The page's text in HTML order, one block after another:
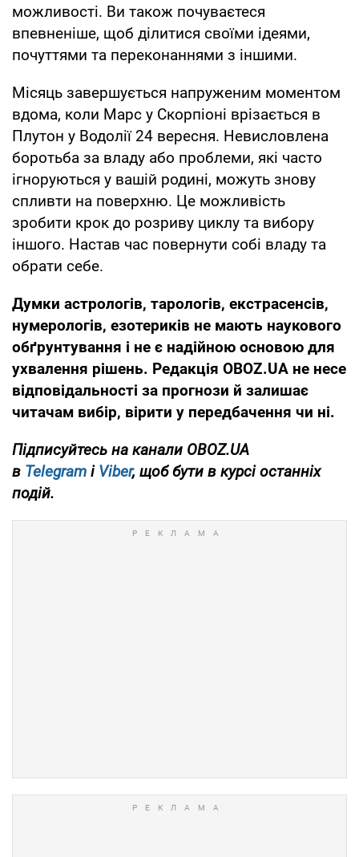
можливості. Ви також почуваєтеся
впевненіше, щоб ділитися своїми ідеями,
почуттями та переконаннями з іншими.
Місяць завершується напруженим моментом
вдома, коли Марс у Скорпіоні врізається в
Плутон у Водолії 24 вересня. Невисловлена ​​
боротьба за владу або проблеми, які часто
ігноруються у вашій родині, можуть знову
спливти на поверхню. Це можливість
зробити крок до розриву циклу та вибору
іншого. Настав час повернути собі владу та
обрати себе.
Думки астрологів, тарологів, екстрасенсів,
нумерологів, езотериків не мають наукового
обґрунтування і не є надійною основою для
ухвалення рішень. Редакція OBOZ.UA не несе
відповідальності за прогнози й залишає
читачам вибір, вірити у передбачення чи ні.
Підписуйтесь на канали OBOZ.UA
в Telegram і Viber, щоб бути в курсі останніх
подій.